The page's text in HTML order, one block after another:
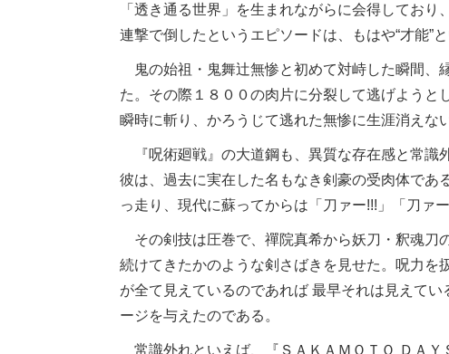
「透き通る世界」を生まれながらに会得してお
連撃で倒したというエピソードは、もはや“才能”
鬼の始祖・鬼舞辻󠄀無惨と初めて対峙した瞬間、
た。その際１８００の肉片に分裂して逃げよう
瞬時に斬り、かろうじて逃れた無惨に生涯消えな
『呪術廻戦』の大道鋼も、異質な存在感と常識
彼は、過去に実在した名もなき剣豪の受肉体であ
っ走り、現代に蘇ってからは「刀ァー!!!」「刀ァ
その剣技は圧巻で、禪院真希から妖刀・釈魂刀
続けてきたかのような剣さばきを見せた。呪力
が全て見えているのであれば 最早それは見えて
ージを与えたのである。
常識外れといえば、『ＳＡＫＡＭＯＴＯ ＤＡ